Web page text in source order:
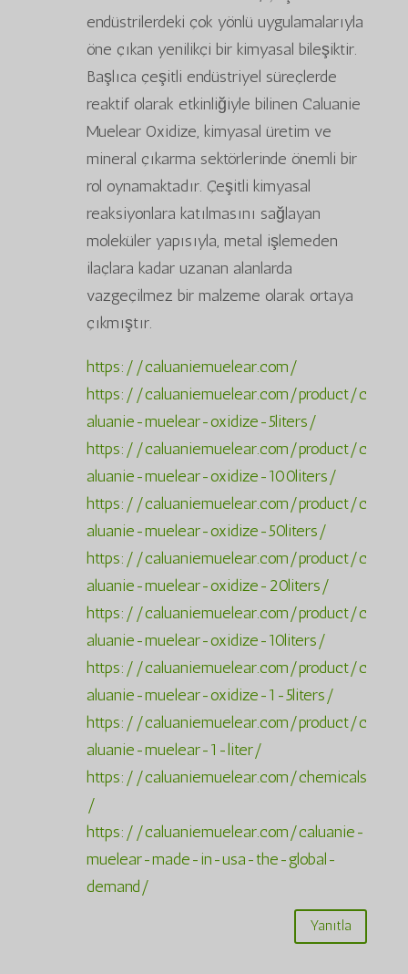
endüstrilerdeki çok yönlü uygulamalarıyla
öne çıkan yenilikçi bir kimyasal bileşiktir.
Başlıca çeşitli endüstriyel süreçlerde
reaktif olarak etkinliğiyle bilinen Caluanie
Muelear Oxidize, kimyasal üretim ve
mineral çıkarma sektörlerinde önemli bir
rol oynamaktadır. Çeşitli kimyasal
reaksiyonlara katılmasını sağlayan
moleküler yapısıyla, metal işlemeden
ilaçlara kadar uzanan alanlarda
vazgeçilmez bir malzeme olarak ortaya
çıkmıştır.
https://caluaniemuelear.com/
https://caluaniemuelear.com/product/c
aluanie-muelear-oxidize-5liters/
https://caluaniemuelear.com/product/c
aluanie-muelear-oxidize-100liters/
https://caluaniemuelear.com/product/c
aluanie-muelear-oxidize-50liters/
https://caluaniemuelear.com/product/c
aluanie-muelear-oxidize-20liters/
https://caluaniemuelear.com/product/c
aluanie-muelear-oxidize-10liters/
https://caluaniemuelear.com/product/c
aluanie-muelear-oxidize-1-5liters/
https://caluaniemuelear.com/product/c
aluanie-muelear-1-liter/
https://caluaniemuelear.com/chemicals
/
https://caluaniemuelear.com/caluanie-
muelear-made-in-usa-the-global-
demand/
Yanıtla